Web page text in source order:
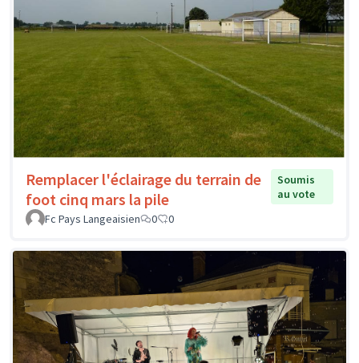
Remplacer l'éclairage du terrain de
foot cinq mars la pile
Soumis
au vote
Fc Pays Langeaisien
0 0